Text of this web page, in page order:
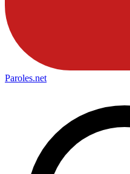
Paroles.net